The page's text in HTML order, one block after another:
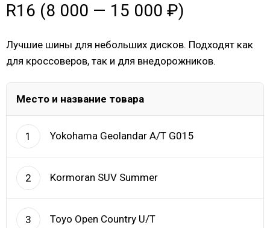
R16 (8 000 — 15 000 ₽)
Лучшие шины для небольших дисков. Подходят как
для кроссоверов, так и для внедорожников.
Место и название товара
1 Yokohama Geolandar A/T G015
2 Kormoran SUV Summer
3 Toyo Open Country U/T